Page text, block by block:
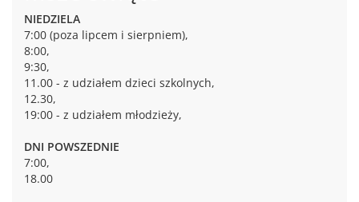
NIEDZIELA
7:00 (poza lipcem i sierpniem),
8:00,
9:30,
11.00 - z udziałem dzieci szkolnych,
12.30,
19:00 - z udziałem młodzieży,
DNI POWSZEDNIE
7:00,
18.00